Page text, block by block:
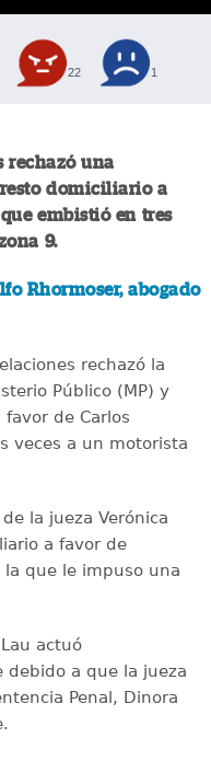
22 1
rechazó una
domiciliario a
embistió en tres
9.
Rhormoser, abogado
rechazó la
Público (MP) y
de Carlos
veces a un motorista
la jueza Verónica
a favor de
que le impuso una
actuó
a que la jueza
Penal, Dinora